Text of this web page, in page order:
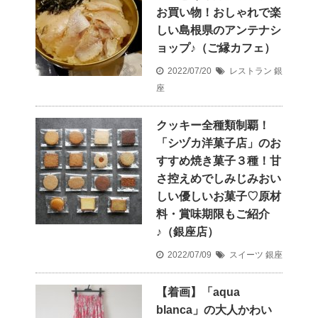
お買い物！おしゃれで楽
しい島根県のアンテナシ
ョップ♪（ご縁カフェ）
2022/07/20 レストラン 銀
座
クッキー全種類制覇！
「シヅカ洋菓子店」のお
すすめ焼き菓子３種！甘
さ控えめでしみじみおい
しい優しいお菓子♡原材
料・賞味期限もご紹介
♪（銀座店）
2022/07/09 スイーツ 銀座
【着画】「aqua
blanca」の大人かわい